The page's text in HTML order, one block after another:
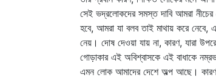
সেই ভদ্রলোকদের সমস্ত দাবি আমরা
হবে, আমরা যা বলব তাই মাথায় করে নেবে,
নেয়। দোষ দেওয়া যায় না, কারণ, যারা
গোড়াকার এই অবিশ্বাসকে এই বাধাকে
এমন লোক আমাদের দেশে অল্প আছে। কারণ